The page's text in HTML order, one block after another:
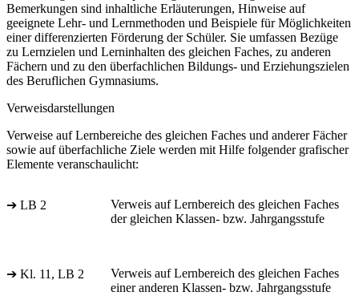
Bemerkungen sind inhaltliche Erläuterungen, Hinweise auf
geeignete Lehr- und Lernmethoden und Beispiele für Möglichkeiten
einer differenzierten Förderung der Schüler. Sie umfassen Bezüge
zu Lernzielen und Lerninhalten des gleichen Faches, zu anderen
Fächern und zu den überfachlichen Bildungs- und Erziehungszielen
des Beruflichen Gymnasiums.
Verweisdarstellungen
Verweise auf Lernbereiche des gleichen Faches und anderer Fächer
sowie auf überfachliche Ziele werden mit Hilfe folgender grafischer
Elemente veranschaulicht:
➔ LB 2
Verweis auf Lernbereich des gleichen Faches
der gleichen Klassen- bzw. Jahrgangsstufe
➔ Kl. 11, LB 2
Verweis auf Lernbereich des gleichen Faches
einer anderen Klassen- bzw. Jahrgangsstufe